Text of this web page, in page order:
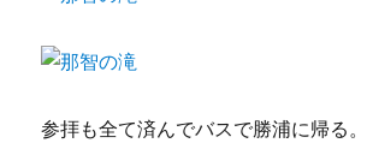
参拝も全て済んでバスで勝浦に帰る